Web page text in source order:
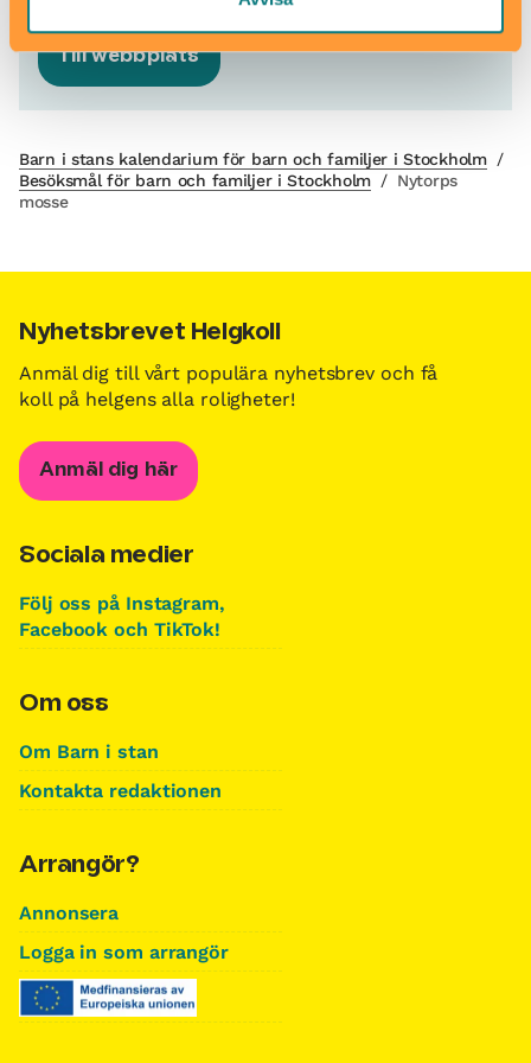
Till webbplats
Barn i stans kalendarium för barn och familjer i Stockholm /
Besöksmål för barn och familjer i Stockholm / Nytorps
mosse
Nyhetsbrevet Helgkoll
Anmäl dig till vårt populära nyhetsbrev och få
koll på helgens alla roligheter!
Anmäl dig här
Sociala medier
Följ oss på Instagram,
Facebook och TikTok!
Om oss
Om Barn i stan
Kontakta redaktionen
Arrangör?
Annonsera
Logga in som arrangör